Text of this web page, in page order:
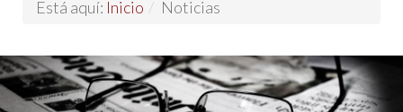
Está aquí: Inicio / Noticias